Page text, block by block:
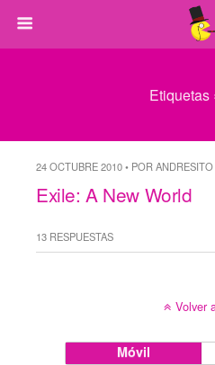
Etiquetas
24 OCTUBRE 2010 • POR ANDRESITO
Exile: A New World
13 RESPUESTAS
Volver
Móvil